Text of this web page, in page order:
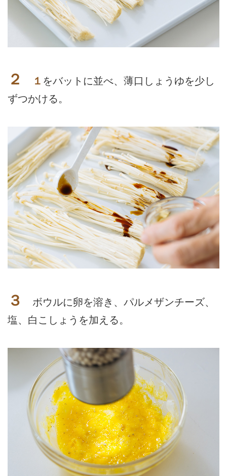
２ １ をバットに並べ、薄口しょうゆを少し
ずつかける。
３
ボウルに卵を溶き、パルメザンチーズ、
塩、白こしょうを加える。